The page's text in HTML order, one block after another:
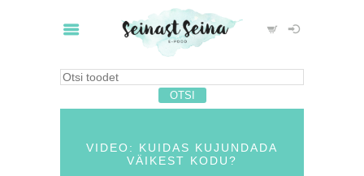
VIDEO: KUIDAS KUJUNDADA
VÄIKEST KODU?